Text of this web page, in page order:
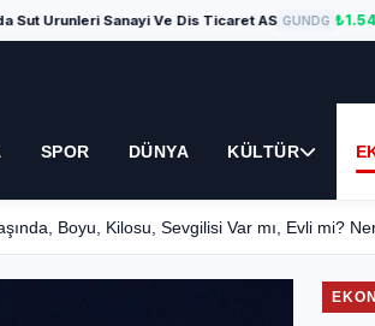
Sanayi Ve Dis Ticaret AS GUNDG ₺1.540,00
SPOR DÜNYA KÜLTÜR
Kilosu, Sevgilisi Var mı, Evli mi? Nereli?